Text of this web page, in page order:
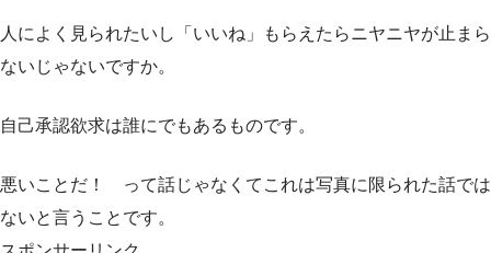
人によく見られたいし「いいね」もらえたらニヤニヤが止まら
ないじゃないですか。
自己承認欲求は誰にでもあるものです。
悪いことだ！ って話じゃなくてこれは写真に限られた話では
ないと言うことです。